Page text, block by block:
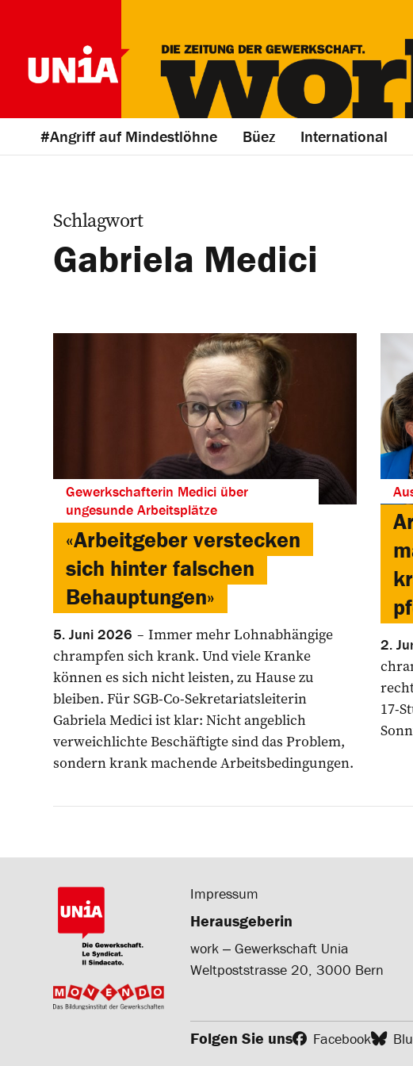
#Angriff auf Mindestlöhne Büez International
Schlagwort
Gabriela Medici
Gewerkschafterin Medici über
ungesunde Arbeitsplätze
«Arbeitgeber verstecken
sich hinter falschen
Behauptungen»
5. Juni 2026
Immer mehr Lohnabhängige
chrampfen sich krank. Und viele Kranke
können es sich nicht leisten, zu Hause zu
bleiben. Für SGB-Co-Sekretariatsleiterin
Gabriela Medici ist klar: Nicht angeblich
verweichlichte Beschäftigte sind das Problem,
sondern krank machende Arbeitsbedingungen.
2.
17-
Impressum
Herausgeberin
work ‒ Gewerkschaft Unia
Weltpoststrasse 20, 3000 Bern
Folgen Sie uns Facebook